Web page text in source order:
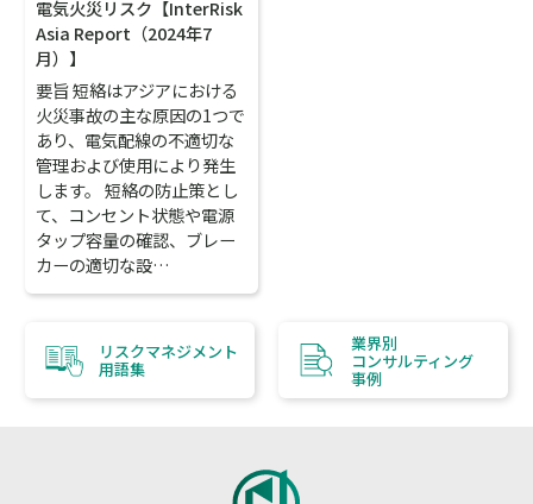
電気火災リスク【InterRisk
Asia Report（2024年7
月）】
要旨 短絡はアジアにおける
火災事故の主な原因の1つで
あり、電気配線の不適切な
管理および使用により発生
します。 短絡の防止策とし
て、コンセント状態や電源
タップ容量の確認、ブレー
カーの適切な設…
リスクマネジメント
用語集
業界別
コンサルティング
事例